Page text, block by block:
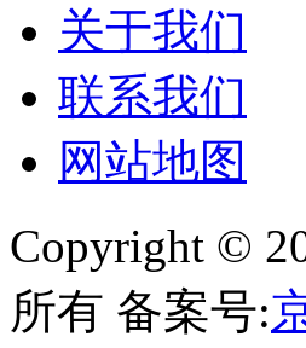
关于我们
联系我们
网站地图
Copyright ©
所有 备案号: